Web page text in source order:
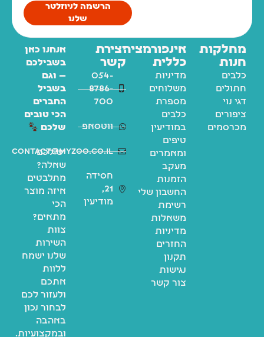
הרשמה לניוזלטר
שלנו
מחלקות
חנות
כלבים
חתולים
דגי נוי
ציפורים
מכרסמים
אינפורמציה
כללית
מדיניות
משלוחים
מספרת
כלבים
במודיעין
טיפים
ומאמרים
מעקב
הזמנות
החשבון שלי
רשימת
משאלות
מדיניות
החזרים
תקנון
נגישות
צור קשר
יצירת
קשר
054-
8786-
700
ווטסאפ
contact@myzoo.co.il
חסידה
21,
מודיעין
אנחנו כאן
בשבילכם
— וגם
בשביל
החברים
הכי טובים
שלכם
יש לכם
שאלה?
מתלבטים
איזה מוצר
הכי
מתאים?
צוות
השירות
שלנו ישמח
ללוות
אתכם
ולעזור לכם
לבחור נכון
באהבה
ובמקצועיות.